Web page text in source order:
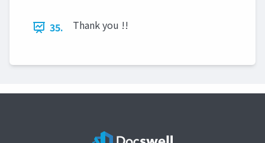
35. Thank you !!